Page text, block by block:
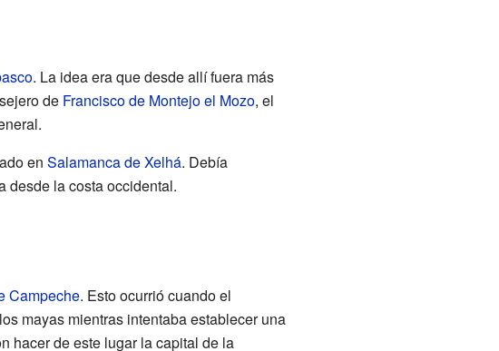
. La idea era que desde allí fuera más
de Francisco de Montejo el Mozo, el
en Salamanca de Xelhá. Debía
desde la costa occidental.
Campeche. Esto ocurrió cuando el
mayas mientras intentaba establecer una
hacer de este lugar la capital de la